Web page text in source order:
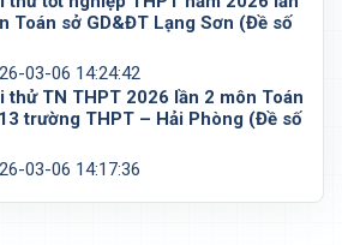
Toán sở GD&ĐT Lạng Sơn (Đề số
03-06 14:24:42
thử TN THPT 2026 lần 2 môn Toán
trường THPT – Hải Phòng (Đề số
03-06 14:17:36